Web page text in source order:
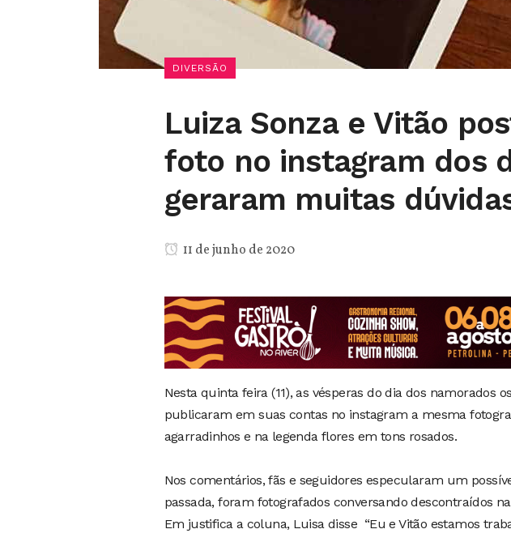
DIVERSÃO
Luiza Sonza e Vitão
foto no instagram dos
geraram muitas
11 de junho de 2020
Nesta quinta feira (11), as vésperas do dia dos namorados
publicaram em suas contas no instagram a mesma
agarradinhos e na legenda flores em tons rosados.
Nos comentários, fãs e seguidores especularam um
passada, foram fotografados conversando descontraídos
Em justifica a coluna, Luisa disse “Eu e Vitão estamos